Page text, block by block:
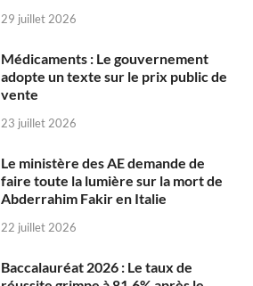
29 juillet 2026
Médicaments : Le gouvernement
adopte un texte sur le prix public de
vente
23 juillet 2026
Le ministère des AE demande de
faire toute la lumière sur la mort de
Abderrahim Fakir en Italie
22 juillet 2026
Baccalauréat 2026 : Le taux de